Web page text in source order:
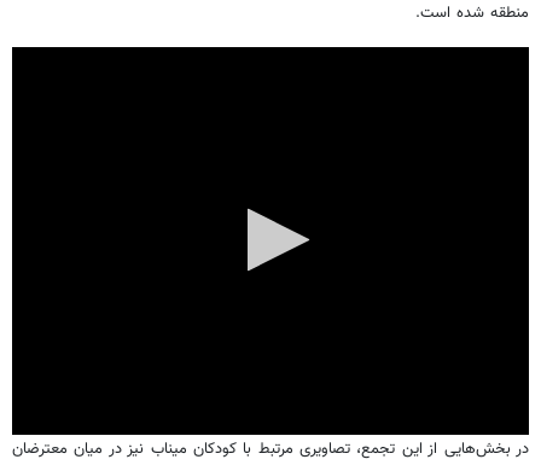
منطقه شده است.
در بخش‌هایی از این تجمع، تصاویری مرتبط با کودکان میناب نیز در میان معترضان